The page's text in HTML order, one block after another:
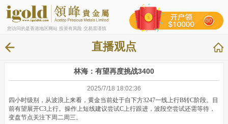
您访问的是香港地区网站 投资有风险 交易需谨慎
直播观点
林海：有望再度挑战3400
2025/7/18 18:02:36
四小时级别，从波浪上来看，黄金当前处于自下方3247一线上行B转C阶段。目
前有望展开C3上行。操作上短线建议尝试C上行跟进，波段空尝试还需等待，
变盘节点关注下周二周三。